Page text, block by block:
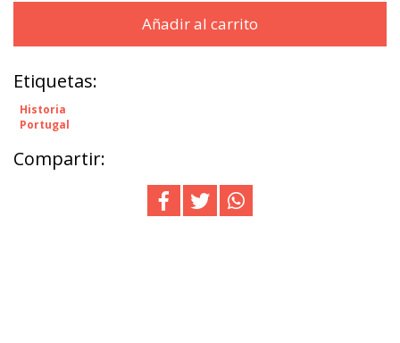
Añadir al carrito
Etiquetas:
Historia
Portugal
Compartir: